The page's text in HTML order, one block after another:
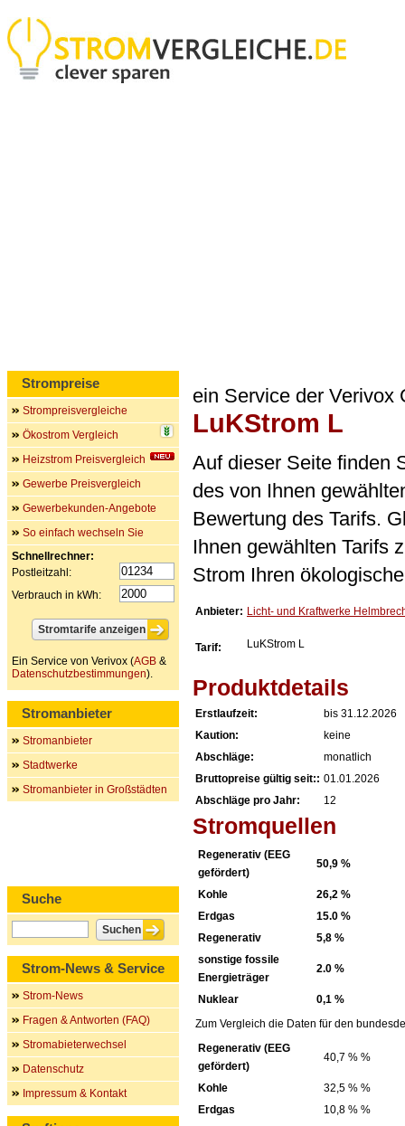
ein Service der Verivox
LuKStrom L
Auf dieser Seite finden
des von Ihnen
Bewertung des Tarifs.
Ihnen gewählten Tarifs
Strom Ihren
Anbieter: Licht- und Kraftwerke
Tarif: LuKStrom L
Produktdetails
Erstlaufzeit:
bis 31.12.2026
Kaution:
keine
Abschläge:
monatlich
Bruttopreise gültig seit:: 01.01.2026
Abschläge pro Jahr:
12
Stromquellen
Regenerativ (EEG
gefördert)
50,9 %
Kohle
26,2 %
Erdgas
15.0 %
Regenerativ
5,8 %
sonstige fossile
Energieträger
2.0 %
Nuklear
0,1 %
Zum Vergleich die Daten für den
Regenerativ (EEG
gefördert)
40,7 % %
Kohle
32,5 % %
Erdgas
10,8 % %
Strompreise
Strompreisvergleiche
Ökostrom Vergleich
Heizstrom Preisvergleich
Gewerbe Preisvergleich
Gewerbekunden-Angebote
So einfach wechseln Sie
Schnellrechner:
Postleitzahl:
Verbrauch in kWh:
Ein Service von Verivox (AGB &
Datenschutzbestimmungen).
Stromanbieter
Stromanbieter
Stadtwerke
Stromanbieter in Großstädten
Suche
Strom-News & Service
Strom-News
Fragen & Antworten (FAQ)
Stromabieterwechsel
Datenschutz
Impressum & Kontakt